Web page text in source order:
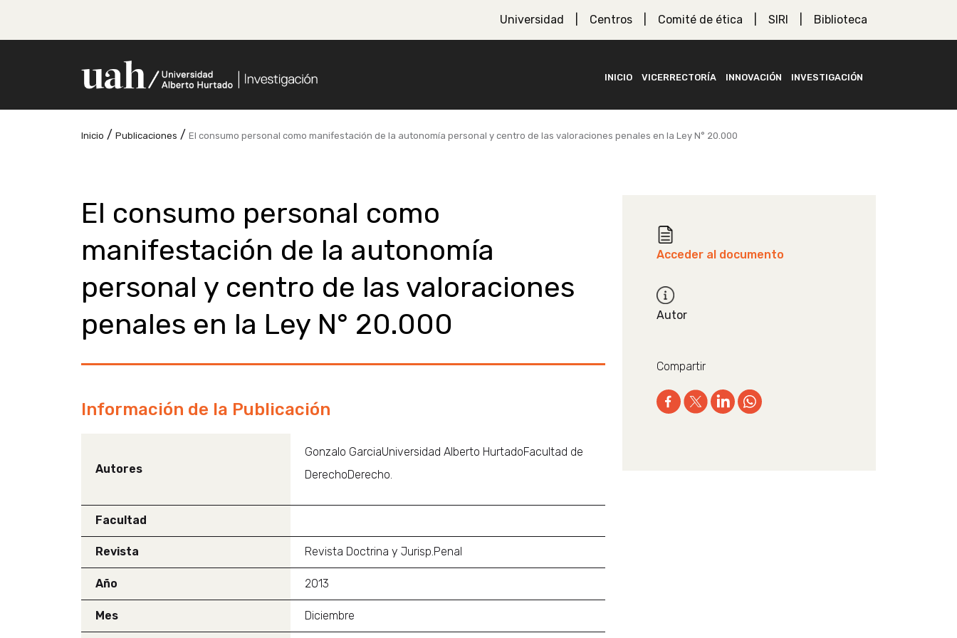
Universidad Centros Comité de ética SIRI Biblioteca
INICIO VICERRECTORÍA INNOVACIÓN INVESTIGACIÓN
Inicio / Publicaciones / El consumo personal como manifestación de la autonomía personal y centro de las valoraciones penales en la Ley N° 20.000
El consumo personal como
manifestación de la autonomía
personal y centro de las valoraciones
penales en la Ley N° 20.000
Información de la Publicación
Autores
Gonzalo GarciaUniversidad Alberto HurtadoFacultad de
DerechoDerecho.
Facultad
Revista Revista Doctrina y Jurisp.Penal
Año 2013
Mes Diciembre
Acceder al documento
Autor
Compartir